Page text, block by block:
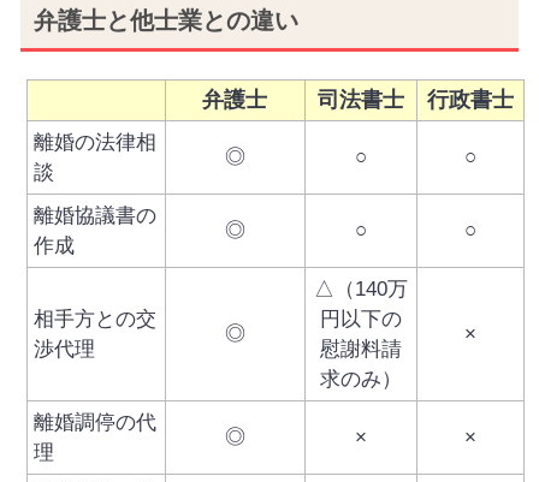
弁護士と他士業との違い
弁護士 司法書士 行政書士
離婚の法律相
談
◎ ○ ○
離婚協議書の
作成
◎ ○ ○
相手方との交
渉代理
◎
△（140万
円以下の
慰謝料請
求のみ）
×
離婚調停の代
理
◎ × ×